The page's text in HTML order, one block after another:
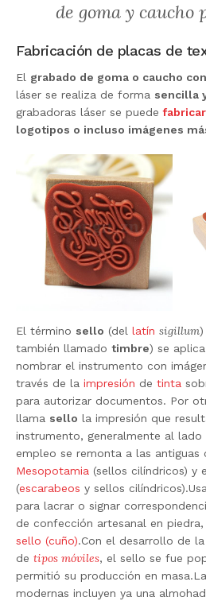
de goma y caucho
Fabricación de placas de
El grabado de goma o caucho
láser se realiza de forma sencilla
grabadoras láser se puede
logotipos o incluso imágenes
El término sello (del latín sigillum)
también llamado timbre) se
nombrar el instrumento con
través de la impresión de tinta
para autorizar documentos. Por
llama sello la impresión que
instrumento, generalmente al lado
empleo se remonta a las antiguas
Mesopotamia (sellos cilíndricos) y
(escarabeos y sellos
para lacrar o signar
de confección artesanal en piedra,
sello (cuño).Con el desarrollo de la
de tipos móviles, el sello se fue
permitió su producción en
modernas incluyen ya una